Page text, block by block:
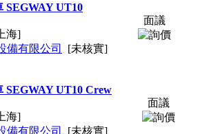
SEGWAY UT10
海]
備有限公司
[未核實]
面議
SEGWAY UT10 Crew
海]
備有限公司
[未核實]
面議